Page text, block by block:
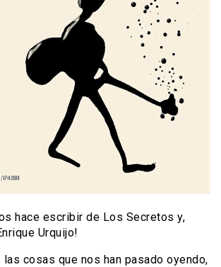
hace escribir de Los Secretos y,
Urquijo!
las cosas que nos han pasado oyendo,